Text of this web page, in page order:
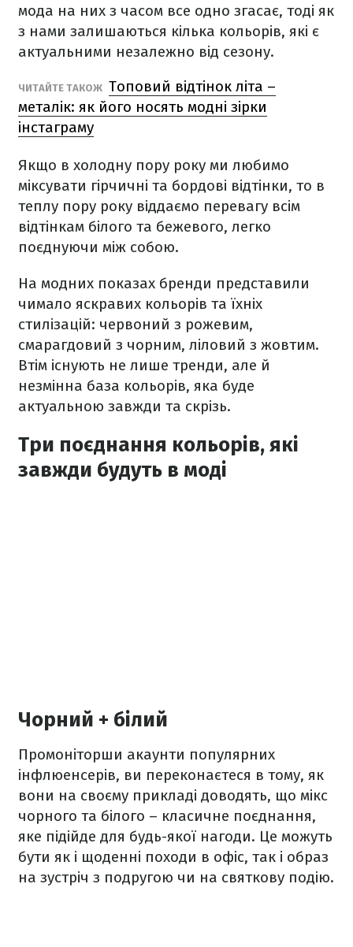
мода на них з часом все одно згасає, тоді як
з нами залишаються кілька кольорів, які є
актуальними незалежно від сезону.
ЧИТАЙТЕ ТАКОЖ Топовий відтінок літа –
металік: як його носять модні зірки
інстаграму
Якщо в холодну пору року ми любимо
міксувати гірчичні та бордові відтінки, то в
теплу пору року віддаємо перевагу всім
відтінкам білого та бежевого, легко
поєднуючи між собою.
На модних показах бренди представили
чимало яскравих кольорів та їхніх
стилізацій: червоний з рожевим,
смарагдовий з чорним, ліловий з жовтим.
Втім існують не лише тренди, але й
незмінна база кольорів, яка буде
актуальною завжди та скрізь.
Три поєднання кольорів, які
завжди будуть в моді
Чорний + білий
Промоніторши акаунти популярних
інфлюенсерів, ви переконаєтеся в тому, як
вони на своєму прикладі доводять, що мікс
чорного та білого – класичне поєднання,
яке підійде для будь-якої нагоди. Це можуть
бути як і щоденні походи в офіс, так і образ
на зустріч з подругою чи на святкову подію.